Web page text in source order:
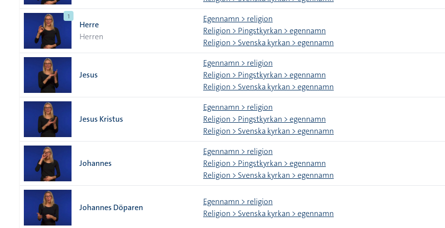
1
Herre
Herren
Egennamn > religion
Religion > Pingstkyrkan > egennamn
Religion > Svenska kyrkan > egennamn
Jesus
Egennamn > religion
Religion > Pingstkyrkan > egennamn
Religion > Svenska kyrkan > egennamn
Jesus Kristus
Egennamn > religion
Religion > Pingstkyrkan > egennamn
Religion > Svenska kyrkan > egennamn
Johannes
Egennamn > religion
Religion > Pingstkyrkan > egennamn
Religion > Svenska kyrkan > egennamn
Johannes Döparen
Egennamn > religion
Religion > Svenska kyrkan > egennamn